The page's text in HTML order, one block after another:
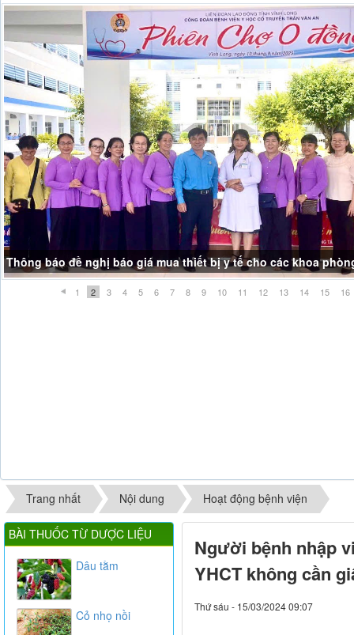
THÔNG BÁO NGHĨ LỄ GIỖ TỔ HÙNG VƯƠNG
1 2 3 4 5 6 7 8 9 10 11 12 13 14 15 16
Trang nhất Nội dung Hoạt động bệnh viện
Người bệnh nhập
YHCT không cần
Thứ sáu - 15/03/2024 09:07
BÀI THUỐC TỪ DƯỢC LIỆU
Dâu tằm
Cỏ nhọ nồi